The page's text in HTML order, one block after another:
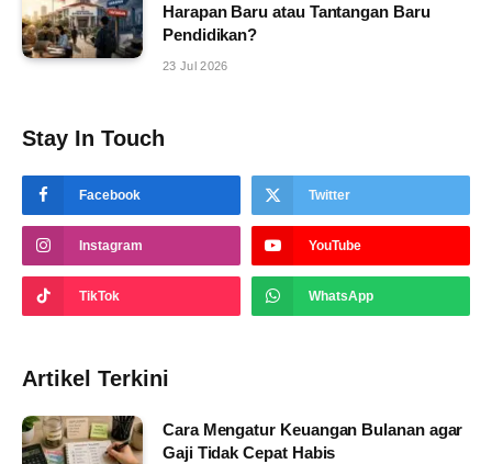
Harapan Baru atau Tantangan Baru
Pendidikan?
23 Jul 2026
Stay In Touch
Facebook Twitter
Instagram YouTube
TikTok WhatsApp
Artikel Terkini
Cara Mengatur Keuangan Bulanan agar
Gaji Tidak Cepat Habis